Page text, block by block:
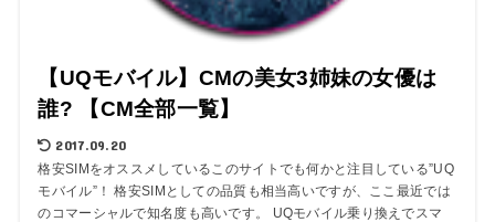
【UQモバイル】CMの美女3姉妹の女優は
誰? 【CM全部一覧】
2017.09.20
格安SIMをオススメしているこのサイトでも何かと注目している”UQ
モバイル”！ 格安SIMとしての品質も相当高いですが、ここ最近では
のコマーシャルで知名度も高いです。 UQモバイル乗り換えでスマ